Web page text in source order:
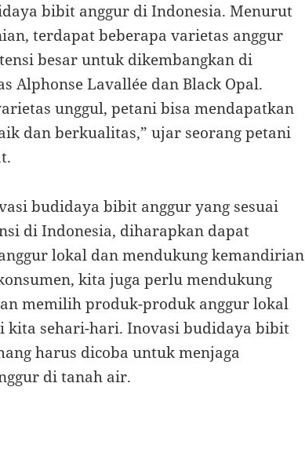
bibit anggur di Indonesia. Menurut
terdapat beberapa varietas anggur
besar untuk dikembangkan di
Alphonse Lavallée dan Black Opal.
unggul, petani bisa mendapatkan
dan berkualitas,” ujar seorang petani
budidaya bibit anggur yang sesuai
di Indonesia, diharapkan dapat
lokal dan mendukung kemandirian
kita juga perlu mendukung
memilih produk-produk anggur lokal
kita sehari-hari. Inovasi budidaya bibit
harus dicoba untuk menjaga
di tanah air.